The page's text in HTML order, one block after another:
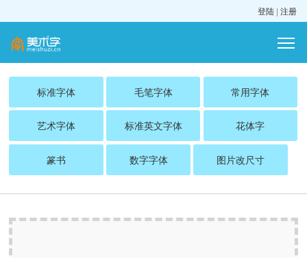
登陆 | 注册
标准字体 毛笔字体 常用字体
艺术字体 标准英文字体 花体字
篆书 数字字体 图片改尺寸